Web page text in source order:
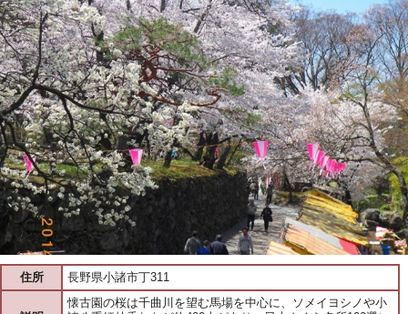
住所 長野県小諸市丁311
懐古園の桜は千曲川を望む馬場を中心に、ソメイヨシノや小